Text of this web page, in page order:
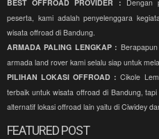
BEST OFFROAD PROVIDER : Dengan
peserta, kami adalah penyelenggara
wisata offroad di Bandung.
ARMADA PALING LENGKAP :
armada land rover kami selalu siap untuk
PILIHAN LOKASI OFFROAD :Cikole
terbaik untuk wisata offroad di Bandung,
alternatif lokasi offroad lain yaitu di Ciwidey
FEATURED POST